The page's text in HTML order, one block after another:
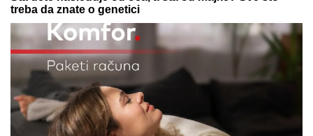
"MOŽDA JE ON SERIJSKI UBICA"
Blic TV o misteriji ubistva lepe Ruskinje u
Beogradu: "Treba proveriti da nije još negde u Srbiji
napravio neko ZLO"